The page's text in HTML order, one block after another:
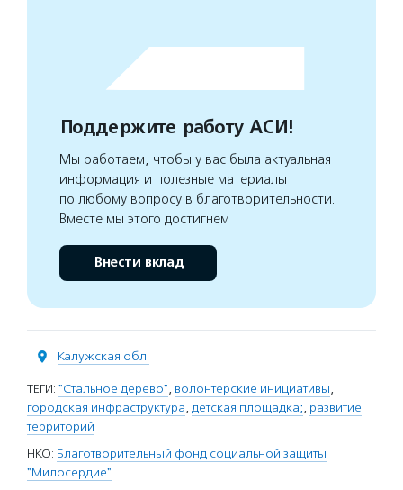
Поддержите работу АСИ!
Мы работаем, чтобы у вас была актуальная
информация и полезные материалы
по любому вопросу в благотворительности.
Вместе мы этого достигнем
Внести вклад
Калужская обл.
ТЕГИ: "Стальное дерево", волонтерские инициативы,
городская инфраструктура, детская площадка;, развитие
территорий
НКО: Благотворительный фонд социальной защиты
"Милосердие"